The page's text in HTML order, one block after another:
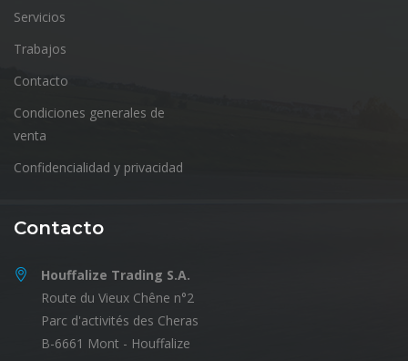
Servicios
Trabajos
Contacto
Condiciones generales de
venta
Confidencialidad y privacidad
Contacto
Houffalize Trading S.A.
Route du Vieux Chêne n°2
Parc d'activités des Cheras
B-6661 Mont - Houffalize